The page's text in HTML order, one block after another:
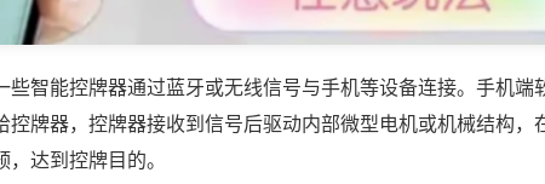
些智能控牌器通过蓝牙或无线信号与手机等设备连接。手机端
控牌器，控牌器接收到信号后驱动内部微型电机或机械结构，
达到控牌目的。